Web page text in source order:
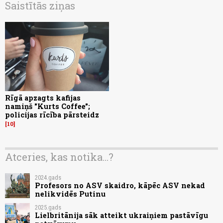
Saistītās ziņas
Rīgā apzagts kafijas
namiņš "Kurts Coffee";
policijas rīcība pārsteidz
10
Atceries, kas notika...?
2024.gads
Profesors no ASV skaidro, kāpēc ASV nekad
nelikvidēs Putinu
2025.gads
Lielbritānija sāk atteikt ukraiņiem pastāvīgu